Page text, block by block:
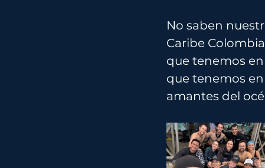
No saben
Caribe
que tenemos
que tenemos
amantes del